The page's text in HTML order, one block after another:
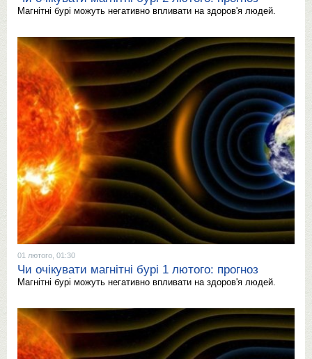
Магнітні бурі можуть негативно впливати на здоров'я людей.
01 лютого, 01:30
Чи очікувати магнітні бурі 1 лютого: прогноз
Магнітні бурі можуть негативно впливати на здоров'я людей.